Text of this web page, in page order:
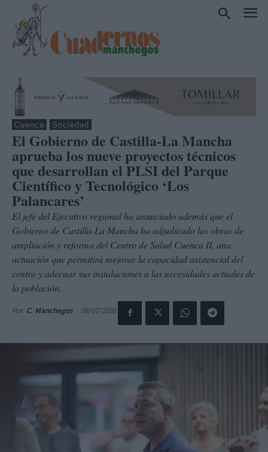
Cuenca Sociedad
El Gobierno de Castilla-La Mancha
aprueba los nueve proyectos técnicos
que desarrollan el PLSI del Parque
Científico y Tecnológico ‘Los
Palancares’
El jefe del Ejecutivo regional ha anunciado además que el
Gobierno de Castilla-La Mancha ha adjudicado las obras de
ampliación y reforma del Centro de Salud Cuenca II, una
actuación que permitirá mejorar la capacidad asistencial del
centro y adecuar sus instalaciones a las necesidades actuales de
la población.
Por C. Manchegos 08/07/2026